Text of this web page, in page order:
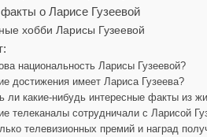
о Ларисе Гузеевой
хобби Ларисы Гузеевой
национальность Ларисы Гузеевой?
достижения имеет Лариса Гузеева?
ли какие-нибудь интересные факты из
телеканалы сотрудничали с Ларисой
телевизионных премий и наград